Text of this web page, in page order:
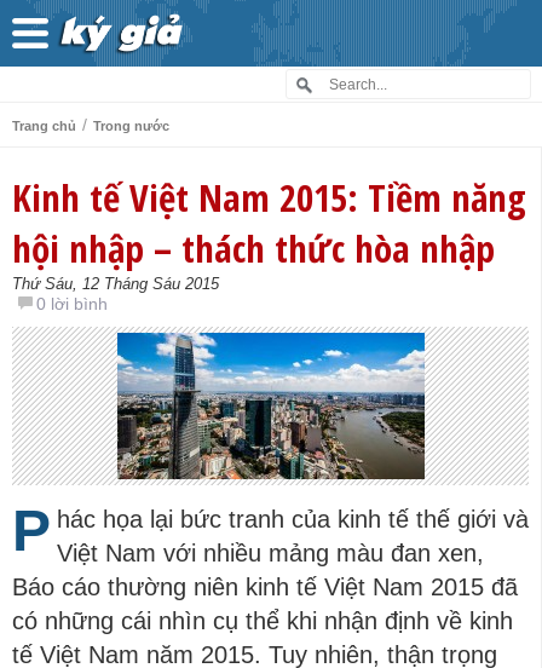
Trang chủ / Trong nước
Kinh tế Việt Nam 2015: Tiềm năng
hội nhập – thách thức hòa nhập
Thứ Sáu, 12 Tháng Sáu 2015
0 lời bình
P hác họa lại bức tranh của kinh tế thế giới và
Việt Nam với nhiều mảng màu đan xen,
Báo cáo thường niên kinh tế Việt Nam 2015 đã
có những cái nhìn cụ thể khi nhận định về kinh
tế Việt Nam năm 2015. Tuy nhiên, thận trọng